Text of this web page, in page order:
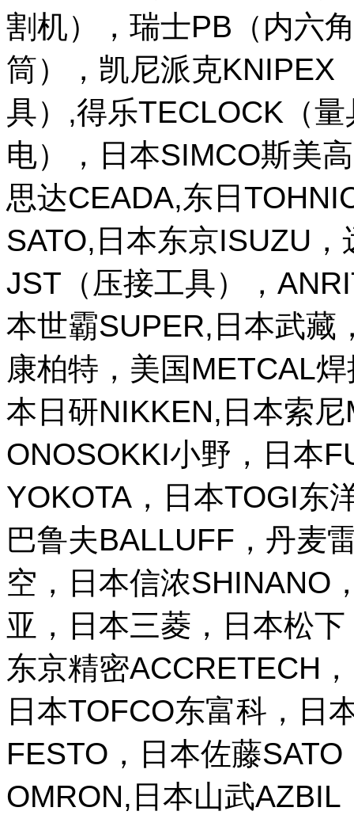
割机），瑞士PB（内六
筒），凯尼派克KNIPEX
具）,得乐TECLOCK（
电），日本SIMCO斯美
思达CEADA,东日
SATO,日本东京ISUZU
JST（压接工具），
本世霸SUPER,日本武藏
康柏特，美国METCAL
本日研NIKKEN,日本索
ONOSOKKI小野，日本
YOKOTA，日本TOGI东
巴鲁夫BALLUFF，丹麦
空，日本信浓SHINANO
亚，日本三菱，日本松
东京精密ACCRETECH
日本TOFCO东富科，日
FESTO，日本佐藤
OMRON,日本山武